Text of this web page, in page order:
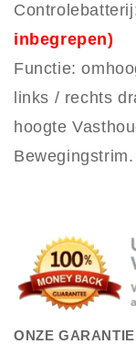
inbegrepen)
Functie:
links / rechts
hoogte
Bewegingstrim.
ONZE GARANTIE